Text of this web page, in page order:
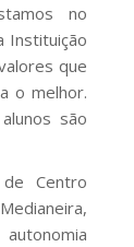
no
Instituição
que
o melhor.
são
Centro